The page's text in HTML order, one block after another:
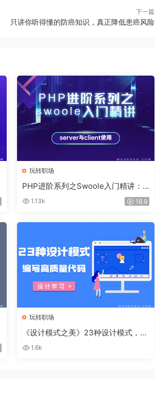
下一篇
只讲你听得懂的防癌知识，真正降低患癌风险
玩转职场
PHP进阶系列之Swoole入门精讲：S
erver与Clicent的使用
1.13k 18.9
玩转职场
《设计模式之美》23种设计模式，教
你编写高质量代码
1.6k